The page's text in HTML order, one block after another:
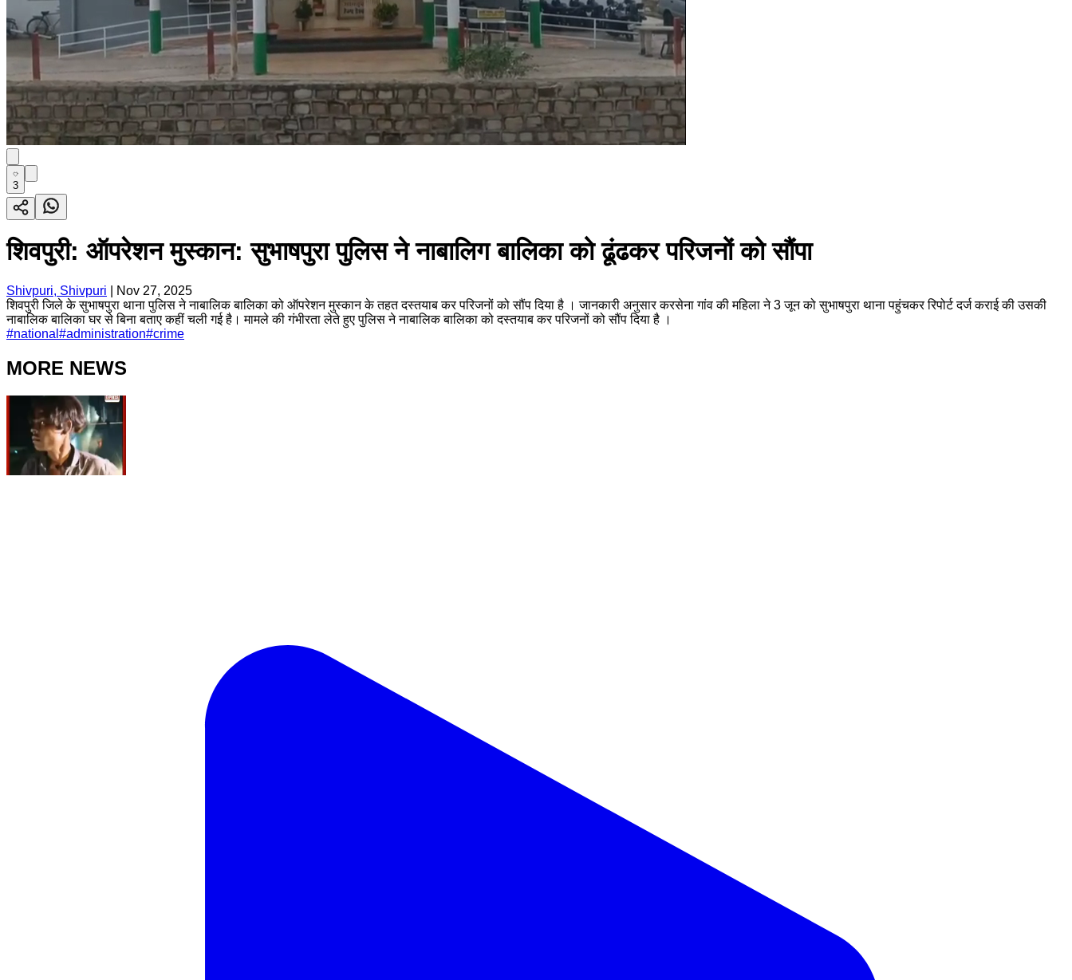
3
शिवपुरी: ऑपरेशन मुस्कान: सुभाषपुरा पुलिस ने नाबालिग बालिका को ढूंढकर परिजनों को सौंपा
Shivpuri, Shivpuri
Nov 27, 2025
शिवपुरी जिले के सुभाषपुरा थाना पुलिस ने नाबालिक बालिका को ऑपरेशन मुस्कान के तहत दस्तयाब कर परिजनों को सौंप दिया है । जानकारी अनुसार करसेना गांव की महिला ने 3 जून को सुभाषपुरा थाना पहुंचकर रिपोर्ट दर्ज कराई की उसकी
नाबालिक बालिका घर से बिना बताए कहीं चली गई है। मामले की गंभीरता लेते हुए पुलिस ने नाबालिक बालिका को दस्तयाब कर परिजनों को सौंप दिया है ।
#national #administration#crime
MORE NEWS